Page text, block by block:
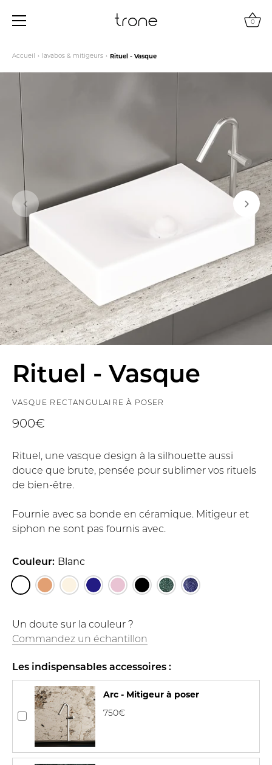
contenu
0
Accueil › lavabos & mitigeurs › Rituel - Vasque
Rituel - Vasque
VASQUE RECTANGULAIRE À POSER
900€
Rituel, une vasque design à la silhouette aussi
douce que brute, pensée pour sublimer vos rituels
de bien-être.
Fournie avec sa bonde en céramique. Mitigeur et
siphon ne sont pas fournis avec.
Couleur: Blanc
Un doute sur la couleur ?
Commandez un échantillon
Les indispensables accessoires :
Arc - Mitigeur à poser
750€